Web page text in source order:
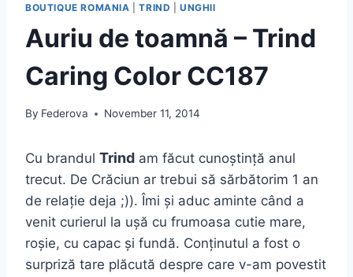
BOUTIQUE ROMANIA
|TRIND |UNGHII
Auriu de toamnă – Trind
Caring Color CC187
By Federova November 11, 2014
Cu brandul Trind am făcut cunoștință anul
trecut. De Crăciun ar trebui să sărbătorim 1 an
de relație deja ;)). Îmi și aduc aminte când a
venit curierul la ușă cu frumoasa cutie mare,
roșie, cu capac și fundă. Conținutul a fost o
surpriză tare plăcută despre care v-am povestit